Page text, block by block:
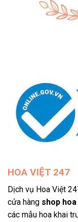
HOA VIỆT 247
Dịch vụ Hoa Việt
cửa hàng shop
các mẫu hoa khai